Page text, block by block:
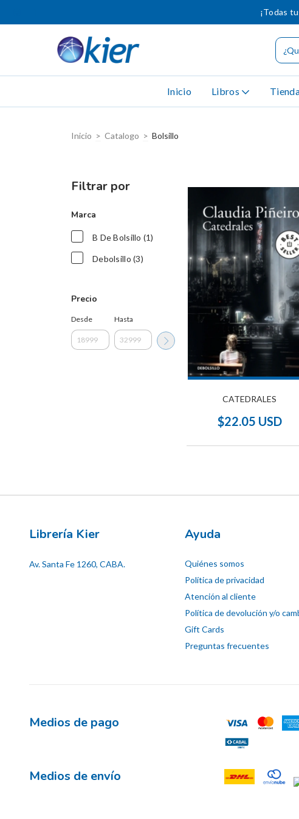
¡Todas
Inicio Libros
Inicio > Catalogo > Bolsillo
Filtrar por
Marca
B De Bolsillo (1)
Debolsillo (3)
Precio
Desde Hasta
CATEDRALES
$22.05 USD
Librería Kier
Av. Santa Fe 1260, CABA.
Ayuda
Quiénes somos
Política de privacidad
Atención al cliente
Política de devolución y/o
Gift Cards
Preguntas frecuentes
Medios de pago
Medios de envío